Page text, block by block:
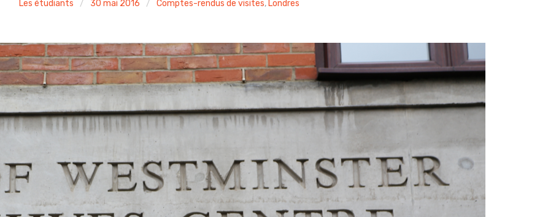
Les étudiants 30 mai 2016 Comptes-rendus de visites, Londres